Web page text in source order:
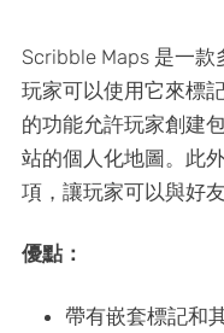
Scribble Maps 是一
玩家可以使用它來標
的功能允許玩家創建
站的個人化地圖。此
項，讓玩家可以與好
優點：
帶有嵌套標記和